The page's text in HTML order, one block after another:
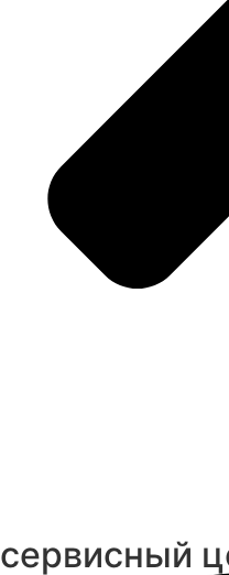
cервисный